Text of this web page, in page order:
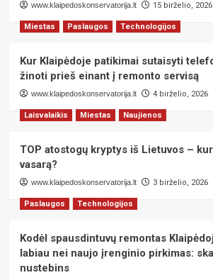
www.klaipedoskonservatorija.lt 15 birželio, 2026
Miestas Paslaugos Technologijos
Kur Klaipėdoje patikimai sutaisyti
žinoti prieš einant į remonto servisą
www.klaipedoskonservatorija.lt 4 birželio, 2026
Laisvalaikis Miestas Naujienos
TOP atostogų kryptys iš Lietuvos –
vasarą?
www.klaipedoskonservatorija.lt 3 birželio, 2026
Paslaugos Technologijos
Kodėl spausdintuvų remontas
labiau nei naujo įrenginio pirkimas:
nustebins